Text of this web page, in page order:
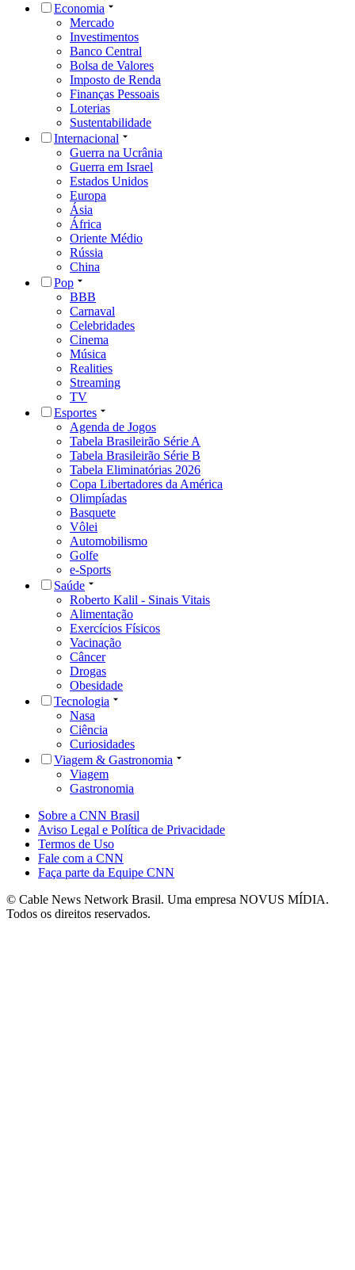
Economia
Mercado
Investimentos
Banco Central
Bolsa de Valores
Imposto de Renda
Finanças Pessoais
Loterias
Sustentabilidade
Internacional
Guerra na Ucrânia
Guerra em Israel
Estados Unidos
Europa
Ásia
África
Oriente Médio
Rússia
China
Pop
BBB
Carnaval
Celebridades
Cinema
Música
Realities
Streaming
TV
Esportes
Agenda de Jogos
Tabela Brasileirão Série A
Tabela Brasileirão Série B
Tabela Eliminatórias 2026
Copa Libertadores da América
Olimpíadas
Basquete
Vôlei
Automobilismo
Golfe
e-Sports
Saúde
Roberto Kalil - Sinais Vitais
Alimentação
Exercícios Físicos
Vacinação
Câncer
Drogas
Obesidade
Tecnologia
Nasa
Ciência
Curiosidades
Viagem & Gastronomia
Viagem
Gastronomia
Sobre a CNN Brasil
Aviso Legal e Política de Privacidade
Termos de Uso
Fale com a CNN
Faça parte da Equipe CNN
© Cable News Network Brasil. Uma empresa NOVUS MÍDIA.
Todos os direitos reservados.